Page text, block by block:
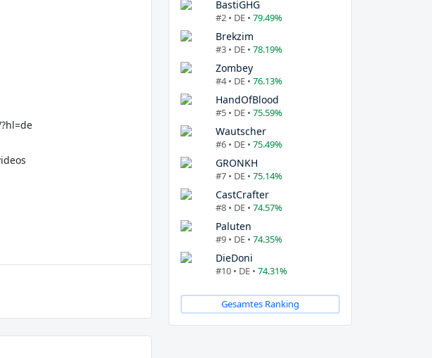
BastiGHG
#2 • DE • 79.49%
Brekzim
#3 • DE • 78.19%
Zombey
#4 • DE • 76.13%
HandOfBlood
#5 • DE • 75.59%
Wautscher
#6 • DE • 75.49%
GRONKH
#7 • DE • 75.14%
CastCrafter
#8 • DE • 74.57%
Paluten
#9 • DE • 74.35%
DieDoni
#10 • DE • 74.31%
Gesamtes Ranking